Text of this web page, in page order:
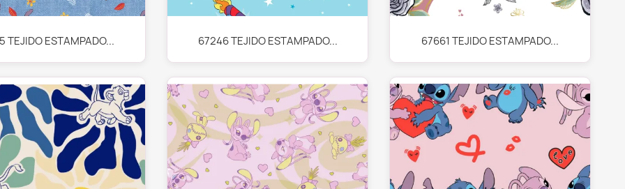
Vista rápida
TEJIDO ESTAMPADO...  Vista rápida
67246 TEJIDO ESTAMPADO... Vista rápida
67661 TEJIDO ESTAMPADO...